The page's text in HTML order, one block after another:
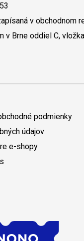
v obchodnom
v Brne oddiel C,
podmienky
údajov
e-shopy